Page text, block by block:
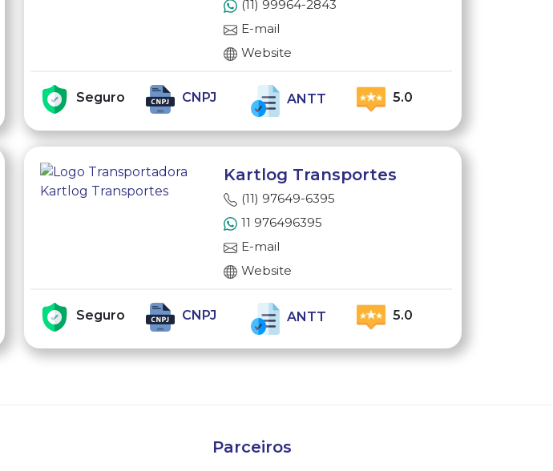
(11) 99964-2843
E-mail
Website
Seguro CNPJ ANTT 5.0
Kartlog Transportes
(11) 97649-6395
11 976496395
E-mail
Website
Seguro CNPJ ANTT 5.0
Parceiros